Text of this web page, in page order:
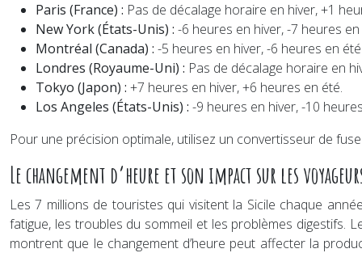
Paris (France) : Pas de décalage horaire en hiver, +1
New York (États-Unis) : -6 heures en hiver, -7 heures
Montréal (Canada) : -5 heures en hiver, -6 heures en
Londres (Royaume-Uni) : Pas de décalage horaire en
Tokyo (Japon) : +7 heures en hiver, +6 heures en été.
Los Angeles (États-Unis) : -9 heures en hiver, -10
Pour une précision optimale, utilisez un convertisseur de
Le changement d’heure et son impact sur les
Les 7 millions de touristes qui visitent la Sicile chaque
fatigue, les troubles du sommeil et les problèmes digestifs.
montrent que le changement d’heure peut affecter la